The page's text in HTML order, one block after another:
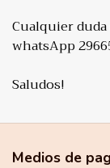
Cualquier
whatsApp
Saludos!
Medios de